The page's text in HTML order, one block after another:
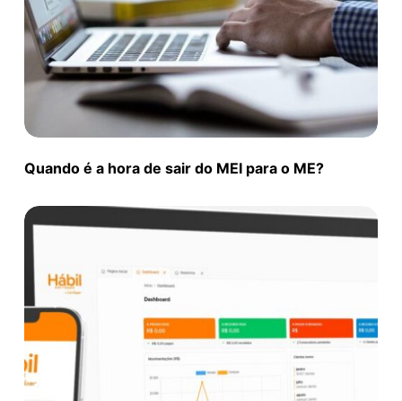
Quando é a hora de sair do MEI para o ME?